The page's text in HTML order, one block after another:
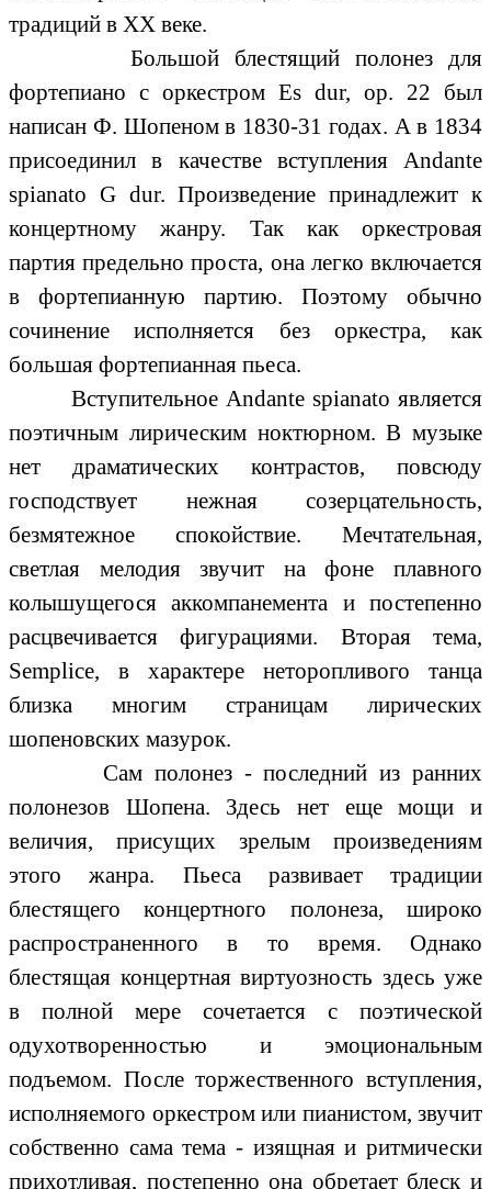
традиций в ХХ веке.
Большой блестящий полонез для
фортепиано с оркестром Еs dur, ор. 22 был
написан Ф. Шопеном в 1830-31 годах. А в 1834
присоединил в качестве вступления Andante
spiаnato G dur. Произведение принадлежит к
концертному жанру. Так как оркестровая
партия предельно проста, она легко включается
в фортепианную партию. Поэтому обычно
сочинение исполняется без оркестра, как
большая фортепианная пьеса.
Вступительное Andante spiаnato является
поэтичным лирическим ноктюрном. В музыке
нет драматических контрастов, повсюду
господствует нежная созерцательность,
безмятежное спокойствие. Мечтательная,
светлая мелодия звучит на фоне плавного
колышущегося аккомпанемента и постепенно
расцвечивается фигурациями. Вторая тема,
Semplice, в характере неторопливого танца
близка многим страницам лирических
шопеновских мазурок.
Сам полонез - последний из ранних
полонезов Шопена. Здесь нет еще мощи и
величия, присущих зрелым произведениям
этого жанра. Пьеса развивает традиции
блестящего концертного полонеза, широко
распространенного в то время. Однако
блестящая концертная виртуозность здесь уже
в полной мере сочетается с поэтической
одухотворенностью и эмоциональным
подъемом. После торжественного вступления,
исполняемого оркестром или пианистом, звучит
собственно сама тема - изящная и ритмически
прихотливая, постепенно она обретает блеск и